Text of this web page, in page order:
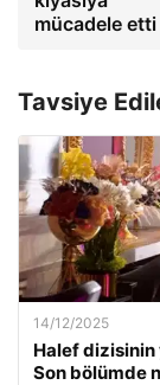
mücadele etti
Tavsiye
14/12/2025
Halef dizisinin
Son bölümde